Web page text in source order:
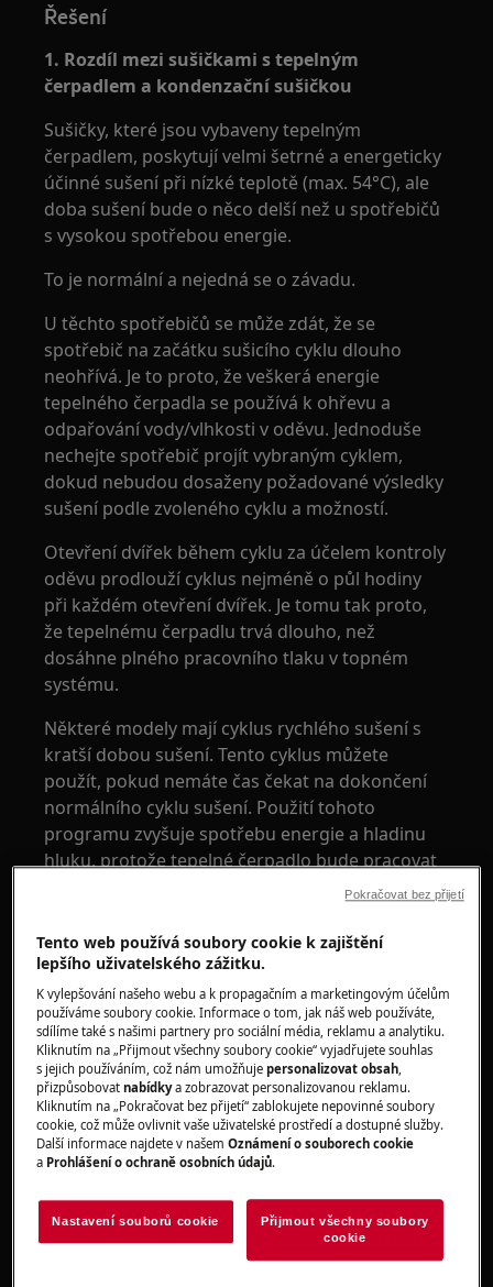
Řešení
1. Rozdíl mezi sušičkami s tepelným
čerpadlem a kondenzační sušičkou
Sušičky, které jsou vybaveny tepelným
čerpadlem, poskytují velmi šetrné a energeticky
účinné sušení při nízké teplotě (max. 54°C), ale
doba sušení bude o něco delší než u spotřebičů
s vysokou spotřebou energie.
To je normální a nejedná se o závadu.
U těchto spotřebičů se může zdát, že se
spotřebič na začátku sušicího cyklu dlouho
neohřívá. Je to proto, že veškerá energie
tepelného čerpadla se používá k ohřevu a
odpařování vody/vlhkosti v oděvu. Jednoduše
nechejte spotřebič projít vybraným cyklem,
dokud nebudou dosaženy požadované výsledky
sušení podle zvoleného cyklu a možností.
Otevření dvířek během cyklu za účelem kontroly
oděvu prodlouží cyklus nejméně o půl hodiny
při každém otevření dvířek. Je tomu tak proto,
že tepelnému čerpadlu trvá dlouho, než
dosáhne plného pracovního tlaku v topném
systému.
Některé modely mají cyklus rychlého sušení s
kratší dobou sušení. Tento cyklus můžete
použít, pokud nemáte čas čekat na dokončení
normálního cyklu sušení. Použití tohoto
programu zvyšuje spotřebu energie a hladinu
hluku, protože tepelné čerpadlo bude pracovat
na plný výkon a rychlost po celý cyklus sušení.
Pokud zjistíte, že vaše sušička nesuší
uspokojivě, existuje řada možných příčin.
Chcete-li dosáhnout nejlepších výsledků s co
nejnižší spotřebou energie, musíte spotřebič
pravidelně čistit a měli byste používat správný
cyklus a volby v závislosti na typu oblečení, které
chcete sušit.
Při používání jednotlivých cyklů je důležité, aby
bylo oblečení tříděno a sušeno podle typu
oblečení.
U některých typů oděvů (např. s velmi silnými
Tento web používá soubory cookie k zajištění
lepšího uživatelského zážitku.
K vylepšování našeho webu a k propagačním a marketingovým účelům
používáme soubory cookie. Informace o tom, jak náš web používáte,
sdílíme také s našimi partnery pro sociální média, reklamu a analytiku.
Kliknutím na „Přijmout všechny soubory cookie“ vyjadřujete souhlas
s jejich používáním, což nám umožňujepersonalizovat obsah,
přizpůsobovatnabídkya zobrazovat personalizovanou reklamu.
Kliknutím na „Pokračovat bez přijetí“ zablokujete nepovinné soubory
cookie, což může ovlivnit vaše uživatelské prostředí a dostupné služby.
Další informace najdete v našemOznámení o souborech cookie
a Prohlášení o ochraně osobních údajů.
Nastavení souborů cookie
Přijmout všechny soubory
cookie
Pokračovat bez přijetí